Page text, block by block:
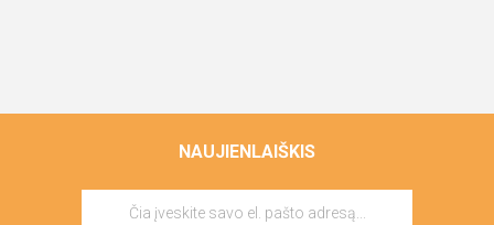
NAUJIENLAIŠKIS